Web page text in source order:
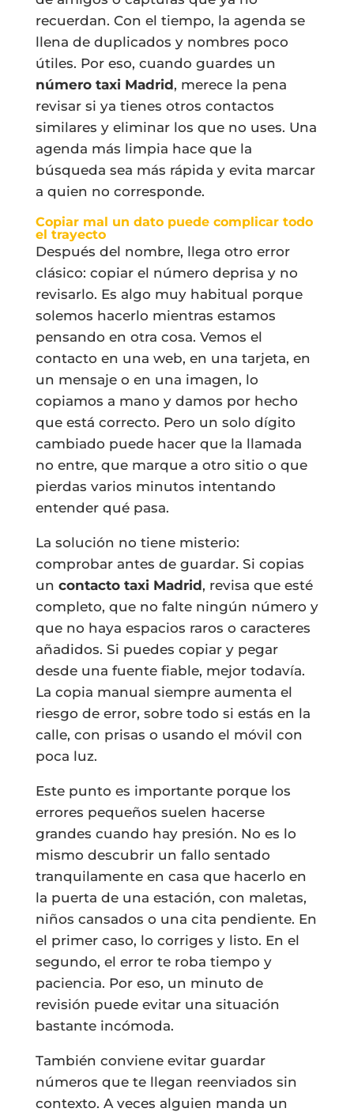
recuerdan. Con el tiempo, la agenda se
llena de duplicados y nombres poco
útiles. Por eso, cuando guardes un
número taxi Madrid, merece la pena
revisar si ya tienes otros contactos
similares y eliminar los que no uses. Una
agenda más limpia hace que la
búsqueda sea más rápida y evita marcar
a quien no corresponde.
Copiar mal un dato puede complicar todo
el trayecto
Después del nombre, llega otro error
clásico: copiar el número deprisa y no
revisarlo. Es algo muy habitual porque
solemos hacerlo mientras estamos
pensando en otra cosa. Vemos el
contacto en una web, en una tarjeta, en
un mensaje o en una imagen, lo
copiamos a mano y damos por hecho
que está correcto. Pero un solo dígito
cambiado puede hacer que la llamada
no entre, que marque a otro sitio o que
pierdas varios minutos intentando
entender qué pasa.
La solución no tiene misterio:
comprobar antes de guardar. Si copias
un contacto taxi Madrid, revisa que esté
completo, que no falte ningún número y
que no haya espacios raros o caracteres
añadidos. Si puedes copiar y pegar
desde una fuente fiable, mejor todavía.
La copia manual siempre aumenta el
riesgo de error, sobre todo si estás en la
calle, con prisas o usando el móvil con
poca luz.
Este punto es importante porque los
errores pequeños suelen hacerse
grandes cuando hay presión. No es lo
mismo descubrir un fallo sentado
tranquilamente en casa que hacerlo en
la puerta de una estación, con maletas,
niños cansados o una cita pendiente. En
el primer caso, lo corriges y listo. En el
segundo, el error te roba tiempo y
paciencia. Por eso, un minuto de
revisión puede evitar una situación
bastante incómoda.
También conviene evitar guardar
números que te llegan reenviados sin
contexto. A veces alguien manda un